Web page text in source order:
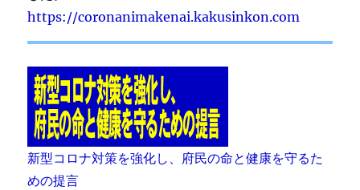
https://coronanimakenai.kakusinkon.com
新型コロナ対策を強化し、府民の命と健康を守るた
めの提言